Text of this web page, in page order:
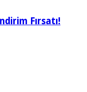
Fırsatı!